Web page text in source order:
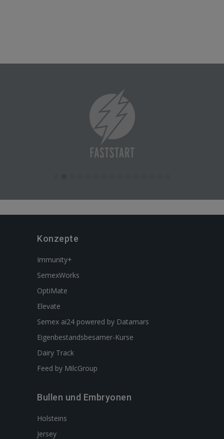
Konzepte
Immunity+
SemexWorks
OptiMate
Elevate
Semex ai24 powered by Datamars
Eigenbestandsbesamer-Kurse
Dairy Track
Feed by MilcGroup
Bullen und Embryonen
Holsteins
Jersey